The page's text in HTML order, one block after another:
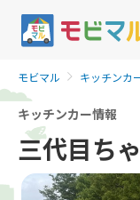
モビマル キッチンカ
キッチンカー情報
三代目ち